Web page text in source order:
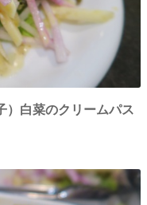
）白菜のクリームパス